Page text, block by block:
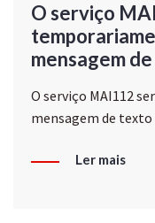
O serviço
mensagem
O serviço MAI112
mensagem de texto
Ler mais